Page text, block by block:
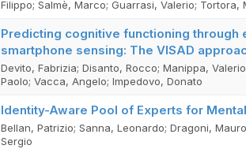
Filippo; Salmè, Marco; Guarrasi, Valerio; Tortora,
Predicting cognitive functioning
smartphone sensing: The VISAD
Devito, Fabrizia; Disanto, Rocco; Manippa,
Paolo; Vacca, Angelo; Impedovo, Donato
Identity-Aware Pool of Experts for
Bellan, Patrizio; Sanna, Leonardo; Dragoni,
Sergio